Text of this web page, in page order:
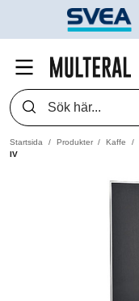
Startsida Produkter Kaffe
IV